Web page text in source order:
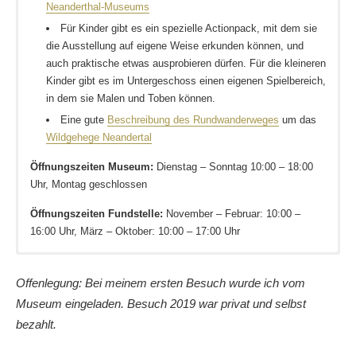
Neanderthal-Museums
Für Kinder gibt es ein spezielle Actionpack, mit dem sie
die Ausstellung auf eigene Weise erkunden können, und
auch praktische etwas ausprobieren dürfen. Für die kleineren
Kinder gibt es im Untergeschoss einen eigenen Spielbereich,
in dem sie Malen und Toben können.
Eine gute Beschreibung des Rundwanderweges um das
Wildgehege Neandertal
Öffnungszeiten Museum: Dienstag – Sonntag 10:00 – 18:00
Uhr, Montag geschlossen
Öffnungszeiten Fundstelle: November – Februar: 10:00 –
16:00 Uhr, März – Oktober: 10:00 – 17:00 Uhr
Buchtipp für Erwachsene:Die Neandertaler und wir,
Svante Paabo, ISBN978-3596188499
sind. Mit der Regiobahn kommt ihr aber auch sehr gut mit
Kennt ihr denAutofriedhof im Neandertal? Tanja hat ihn
entdeckt.
Offenlegung: Bei meinem ersten Besuch wurde ich vom
Museum eingeladen. Besuch 2019 war privat und selbst
bezahlt.